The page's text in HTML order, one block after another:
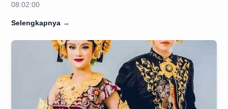
08:02:00
Selengkapnya →